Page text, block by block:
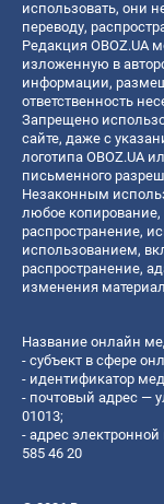
использовать, они
переводу,
Редакция OBOZ.UA
изложенную в
информации,
ответственность
Запрещено
сайте, даже с
логотипа OBOZ.UA
письменного
Незаконным
любое
распространение,
использованием,
распространение,
изменения
Название онлайн
- субъект в сфере
- идентификатор
- почтовый адрес —
01013;
- адрес
585 46 20